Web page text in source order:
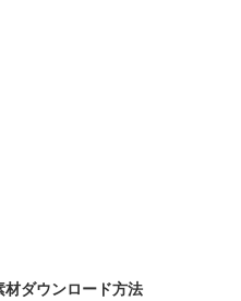
材ダウンロード方法